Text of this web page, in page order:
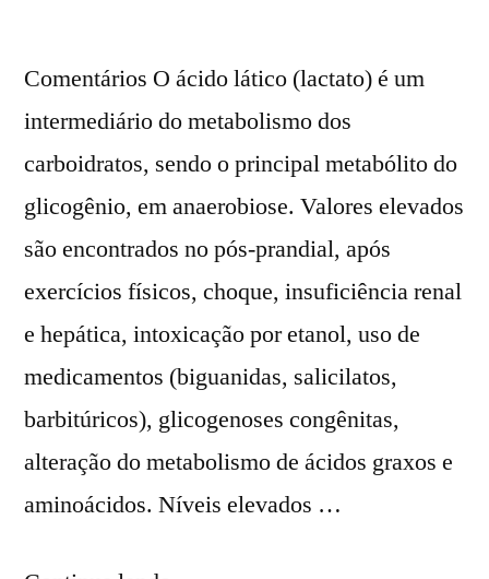
Comentários O ácido lático (lactato) é um
intermediário do metabolismo dos
carboidratos, sendo o principal metabólito do
glicogênio, em anaerobiose. Valores elevados
são encontrados no pós-prandial, após
exercícios físicos, choque, insuficiência renal
e hepática, intoxicação por etanol, uso de
medicamentos (biguanidas, salicilatos,
barbitúricos), glicogenoses congênitas,
alteração do metabolismo de ácidos graxos e
aminoácidos. Níveis elevados …